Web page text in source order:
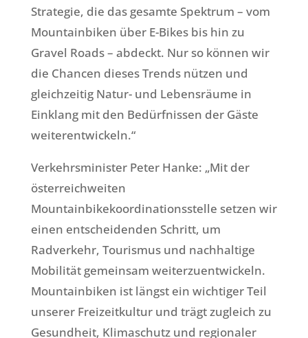
Strategie, die das gesamte Spektrum – vom
Mountainbiken über E-Bikes bis hin zu
Gravel Roads – abdeckt. Nur so können wir
die Chancen dieses Trends nützen und
gleichzeitig Natur- und Lebensräume in
Einklang mit den Bedürfnissen der Gäste
weiterentwickeln.“
Verkehrsminister Peter Hanke: „Mit der
österreichweiten
Mountainbikekoordinationsstelle setzen wir
einen entscheidenden Schritt, um
Radverkehr, Tourismus und nachhaltige
Mobilität gemeinsam weiterzuentwickeln.
Mountainbiken ist längst ein wichtiger Teil
unserer Freizeitkultur und trägt zugleich zu
Gesundheit, Klimaschutz und regionaler